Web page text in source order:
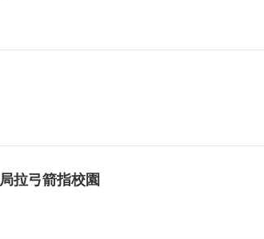
拉弓箭指校園